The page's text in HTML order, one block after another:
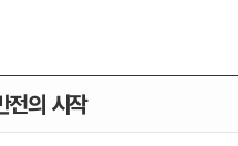
전의 시작